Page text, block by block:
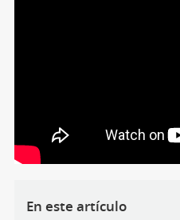
En este artículo